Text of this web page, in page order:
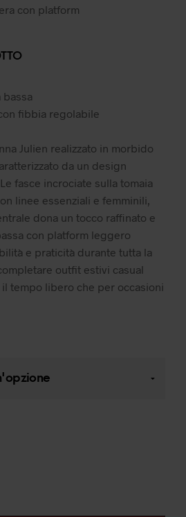
con platform
bassa
fibbia regolabile
Julien realizzato in morbido
da un design
fasce incrociate sulla tomaia
linee essenziali e femminili,
dona un tocco raffinato e
con platform leggero
e praticità durante tutta la
outfit estivi casual
tempo libero che per occasioni